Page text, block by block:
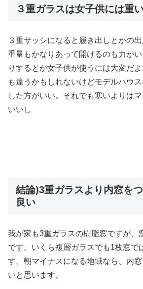
３重ガラスは女子供には重
３重サッシになると履き出しとかの
重量もかなりあって開けるのも力が
りするとか女子供が使うには大変だ
も違うかもしれないけどモデルハウ
した方がいい。それでも寒いよりは
いいし
結論)3重ガラスより内窓を
良い
我が家も3重ガラスの樹脂窓ですが、
です。いくら複層ガラスでも1枚窓で
す。朝マイナスになる地域なら、内
いと思います。